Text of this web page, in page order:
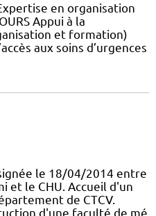
en organisation
Appui à la
et formation)
aux soins d’urgences
le 18/04/2014 entre
et le CHU. Accueil d'un
de CTCV.
d'une faculté de mé